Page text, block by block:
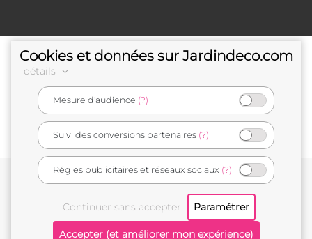
e-commerçant français
Cookies et données sur Jardindeco.com
détails
Mesure d'audience (?)
Suivi des conversions partenaires (?)
Régies publicitaires et réseaux sociaux (?)